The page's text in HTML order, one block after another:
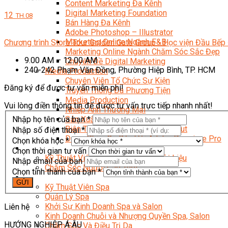
Content Marketing Đa Kênh
Digital Marketing Foundation
Bán Hàng Đa Kênh
Adobe Photoshop – Illustrator
Marketing Online Ngành F&B
Marketing Online Ngành Chăm Sóc Sắc Đẹp
Chuyên Đề Digital Marketing
Media Production
Chuyên Viên Tổ Chức Sự Kiện
Truyền Thông Đa Phương Tiện
Media Production
Nhiếp Ảnh Thương Mại
Sản Xuất Phim Kỹ Thuật Số
Biên Tập Video Cơ Bản Với Capcut
Dựng Phim Cơ Bản Với Adobe Premiere Pro
Sức Khỏe
Kỹ Thuật Viên Xoa Bóp Ấn Huyệt Trị Liệu
Chăm Sóc Người Cao Tuổi
Sắc Đẹp
Kỹ Thuật Viên Spa
Quản Lý Spa
Khởi Sự Kinh Doanh Spa và Salon
Kinh Doanh Chuỗi và Nhượng Quyền Spa, Salon
Chăm Sóc Và Điều Trị Da
12 TH.08
Chương trình Store Tour Golden Gate Group - Học viện Đầu
9.00 AM – 12.00 AM
240-242 Phạm Văn Đồng, Phường Hiệp Bình, TP. HCM
Đăng ký để được tư vấn miễn phí!
Vui lòng điền thông tin để được tư vấn trực tiếp nhanh nhất!
Nhập họ tên của bạn *
Nhập số điện thoại *
Chọn khóa học *
Chọn thời gian tư vấn
Nhập email của bạn
Chọn tỉnh thành của bạn *
Liên hệ
HƯỚNG NGHIỆP Á ÂU